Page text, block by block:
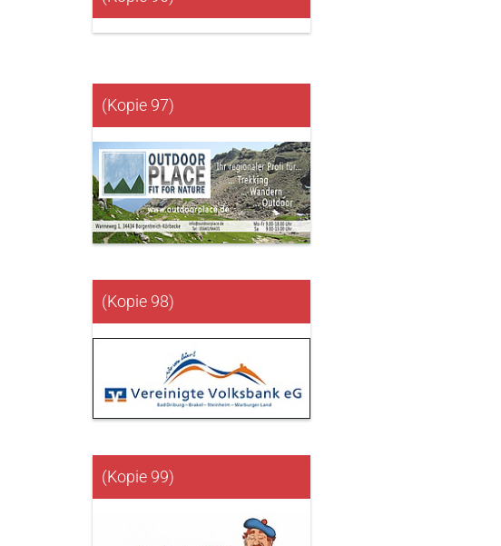
(Kopie 97)
(Kopie 98)
(Kopie 99)